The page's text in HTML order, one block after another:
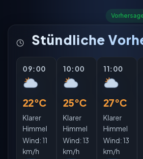
Stündliche
09:00
22°C
Klarer
Himmel
Wind: 11
km/h
10:00
25°C
Klarer
Himmel
Wind: 13
km/h
11:00
27°C
Klarer
Himmel
Wind: 13
km/h